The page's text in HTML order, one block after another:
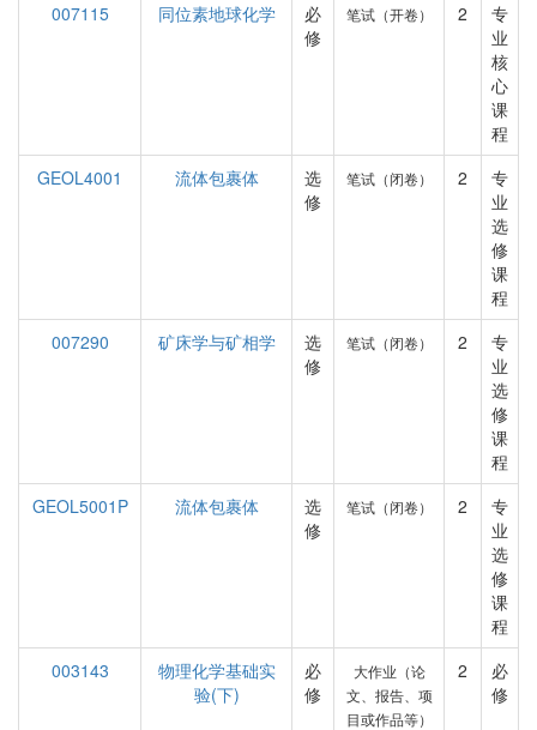
007115
同位素地球化学
必
修
笔试（开卷） 2
专
业
核
心
课
程
GEOL4001
流体包裹体
选
修
笔试（闭卷） 2
专
业
选
修
课
程
007290
矿床学与矿相学
选
修
笔试（闭卷） 2
专
业
选
修
课
程
GEOL5001P
流体包裹体
选
修
笔试（闭卷） 2
专
业
选
修
课
程
003143
物理化学基础实
验(下)
必
修
大作业（论
文、报告、项
目或作品等）
2
必
修